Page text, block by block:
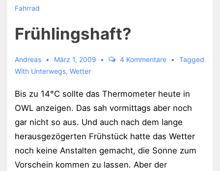
Fahrrad
Frühlingshaft?
Andreas März 1, 2009 4 Kommentare
Tagged
With Unterwegs, Wetter
Bis zu 14°C sollte das Thermometer heute in
OWL anzeigen. Das sah vormittags aber noch
gar nicht so aus. Und auch nach dem lange
herausgezögerten Frühstück hatte das Wetter
noch keine Anstalten gemacht, die Sonne zum
Vorschein kommen zu lassen. Aber der